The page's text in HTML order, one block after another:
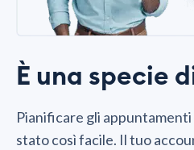
È una specie
Pianificare gli appuntamenti
stato così facile. Il tuo